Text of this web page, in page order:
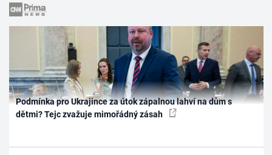
Podmínka pro Ukrajince za útok zápalnou lahví na dům s
dětmi? Tejc zvažuje mimořádný zásah